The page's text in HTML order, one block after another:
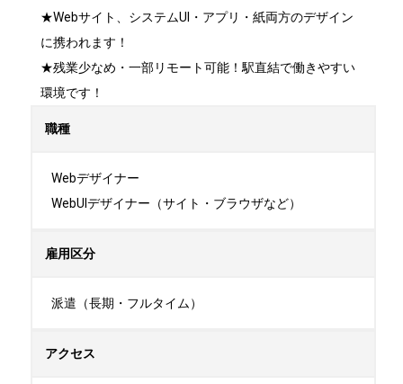
★Webサイト、システムUI・アプリ・紙両方のデザイン
に携われます！
★残業少なめ・一部リモート可能！駅直結で働きやすい
環境です！
職種
Webデザイナー
WebUIデザイナー（サイト・ブラウザなど）
雇用区分
派遣（長期・フルタイム）
アクセス